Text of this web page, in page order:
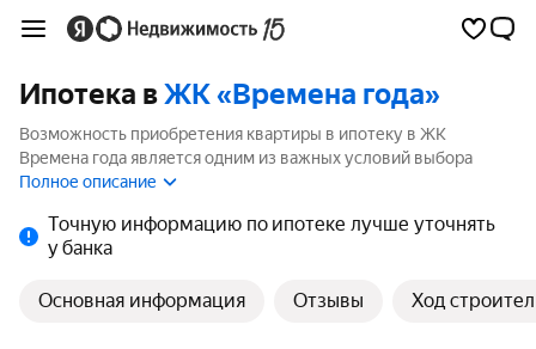
Ипотека вЖК «Времена года»
Возможность приобретения квартиры в ипотеку в ЖК
Времена года является одним из важных условий выбора
квартиры. На странице мы собрали программы кредитования
Полное описание
Точную информацию по ипотеке лучше уточнять
у банка
Основная информация Отзывы Ход